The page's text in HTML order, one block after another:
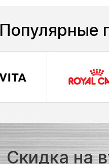
Популярные
Скидка на